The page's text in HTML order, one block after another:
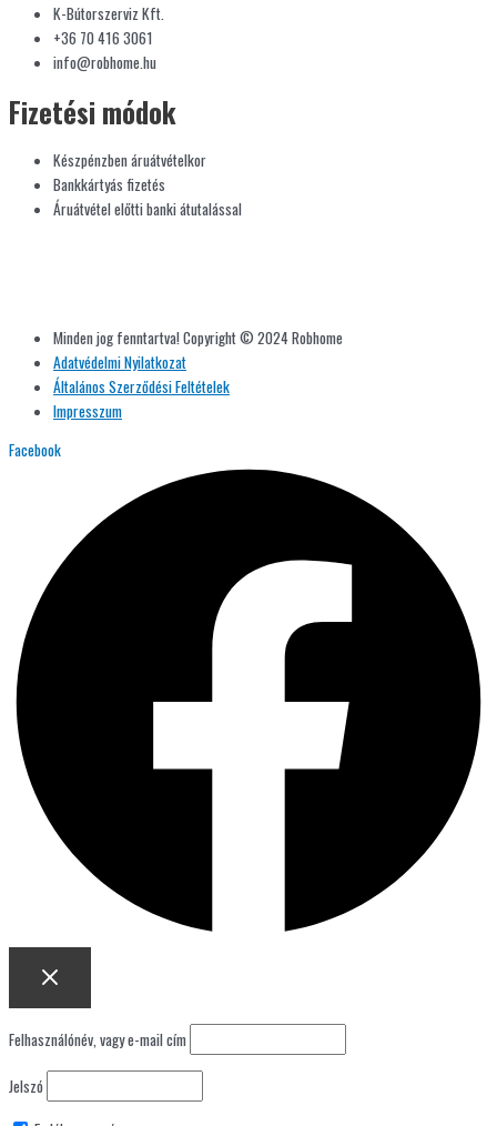
K-Bútorszerviz Kft.
+36 70 416 3061
info@robhome.hu
Fizetési módok
Készpénzben áruátvételkor
Bankkártyás fizetés
Áruátvétel előtti banki átutalással
Minden jog fenntartva! Copyright © 2024 Robhome
Adatvédelmi Nyilatkozat
Általános Szerződési Feltételek
Impresszum
Facebook
Felhasználónév, vagy e-mail cím
Jelszó